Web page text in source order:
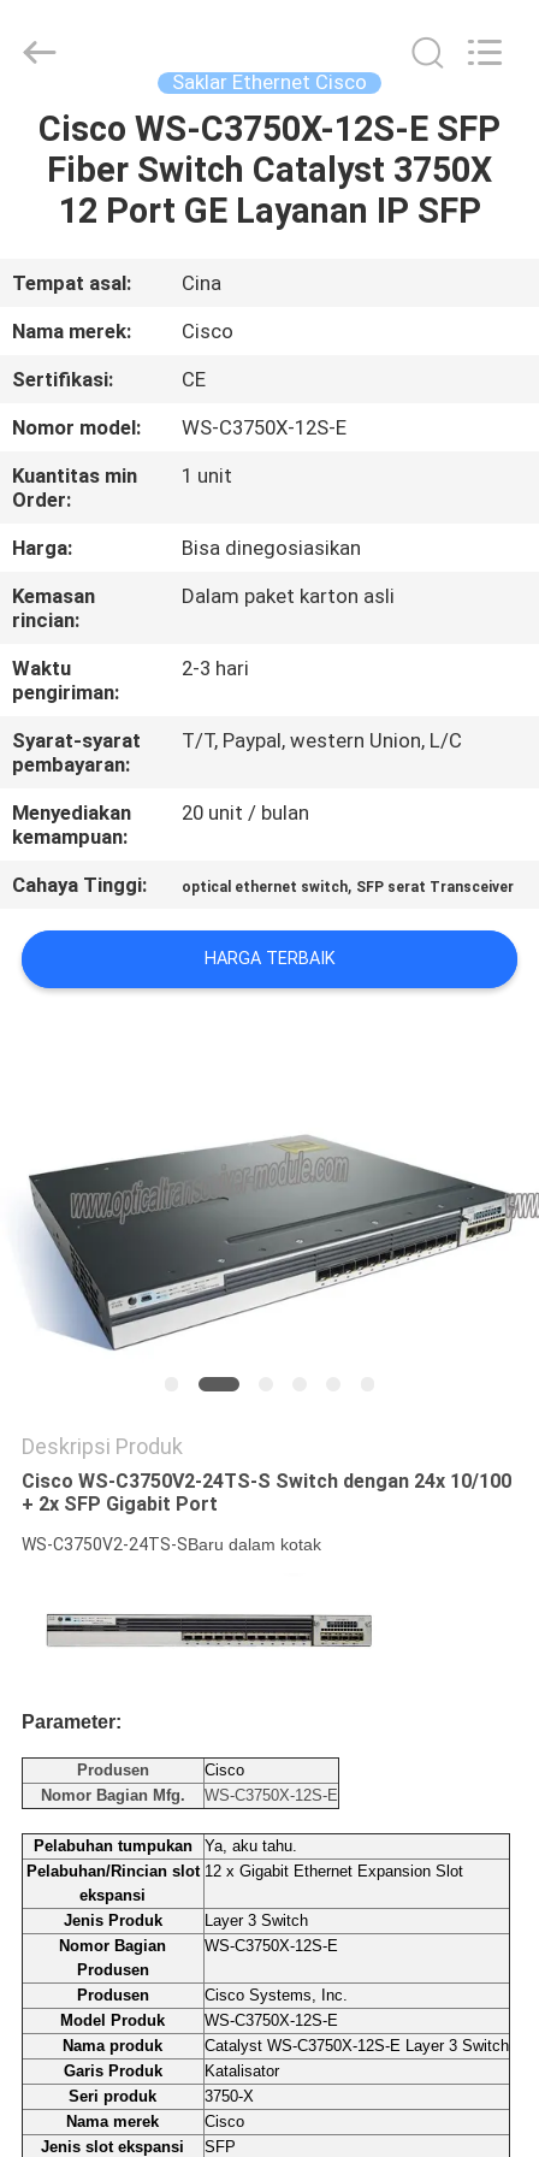
RUMAH
PRODUK
VIDEO
KAMI
TUR
PABRIK
KONTROL
KUALITAS
HUBUNGI
KAMI
BERITA
KASUS-
KASUS
Ltd..
Saklar Ethernet Cisco
Cisco WS-C3750X-12S-E SFP
Fiber Switch Catalyst 3750X
12 Port GE Layanan IP SFP
Tempat asal:
Cina
Nama merek:
Cisco
Sertifikasi:
CE
Nomor model:
WS-C3750X-12S-E
Kuantitas min
Order:
1 unit
Harga:
Bisa dinegosiasikan
Kemasan
rincian:
Dalam paket karton asli
Waktu
pengiriman:
2-3 hari
Syarat-syarat
pembayaran:
T/T, Paypal, western Union, L/C
Menyediakan
kemampuan:
20 unit / bulan
Cahaya Tinggi: optical ethernet switch, SFP serat Transceiver
HARGA TERBAIK
Deskripsi Produk
Cisco WS-C3750V2-24TS-S Switch dengan 24x 10/100
+ 2x SFP Gigabit Port
WS-C3750V2-24TS-SBaru dalam kotak
Parameter:
Produsen
Cisco
Nomor Bagian Mfg.
WS-C3750X-12S-E
Pelabuhan tumpukan
Ya, aku tahu.
Pelabuhan/Rincian slot
ekspansi
12 x Gigabit Ethernet Expansion Slot
Jenis Produk
Layer 3 Switch
Nomor Bagian
Produsen
WS-C3750X-12S-E
Produsen
Cisco Systems, Inc.
Model Produk
WS-C3750X-12S-E
Nama produk
Catalyst WS-C3750X-12S-E Layer 3 Switch
Garis Produk
Katalisator
Seri produk
3750-X
Nama merek
Cisco
Jenis slot ekspansi
SFP